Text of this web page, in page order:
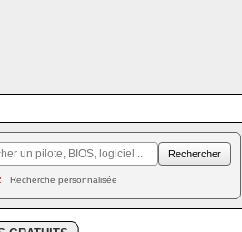
Recherche personnalisée